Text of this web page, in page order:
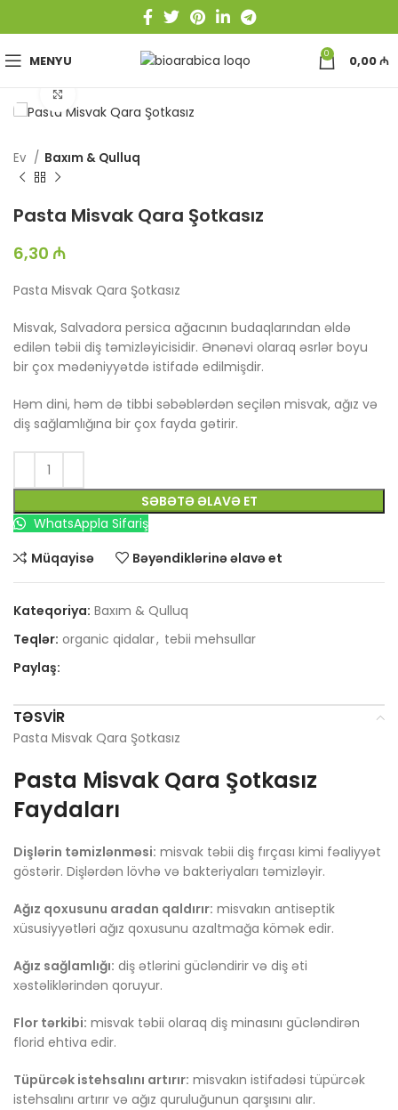
MENYU 0 0,00₼
Ev Baxım & Qulluq
Pasta Misvak Qara Şotkasız
6,30 ₼
Pasta Misvak Qara Şotkasız
Misvak, Salvadora persica ağacının budaqlarından əldə
edilən təbii diş təmizləyicisidir. Ənənəvi olaraq əsrlər boyu
bir çox mədəniyyətdə istifadə edilmişdir.
Həm dini, həm də tibbi səbəblərdən seçilən misvak, ağız və
diş sağlamlığına bir çox fayda gətirir.
SƏBƏTƏ ƏLAVƏ ET
WhatsAppla Sifariş
Müqayisə
Bəyəndiklərinə əlavə et
Kateqoriya: Baxım & Qulluq
Teqlər: organic qidalar, tebii mehsullar
Paylaş:
TƏSVIR
Pasta Misvak Qara Şotkasız
Pasta Misvak Qara Şotkasız
Faydaları
Dişlərin təmizlənməsi: misvak təbii diş fırçası kimi fəaliyyət
göstərir. Dişlərdən lövhə və bakteriyaları təmizləyir.
Ağız qoxusunu aradan qaldırır: misvakın antiseptik
xüsusiyyətləri ağız qoxusunu azaltmağa kömək edir.
Ağız sağlamlığı: diş ətlərini gücləndirir və diş əti
xəstəliklərindən qoruyur.
Flor tərkibi: misvak təbii olaraq diş minasını gücləndirən
florid ehtiva edir.
Tüpürcək istehsalını artırır: misvakın istifadəsi tüpürcək
istehsalını artırır və ağız quruluğunun qarşısını alır.